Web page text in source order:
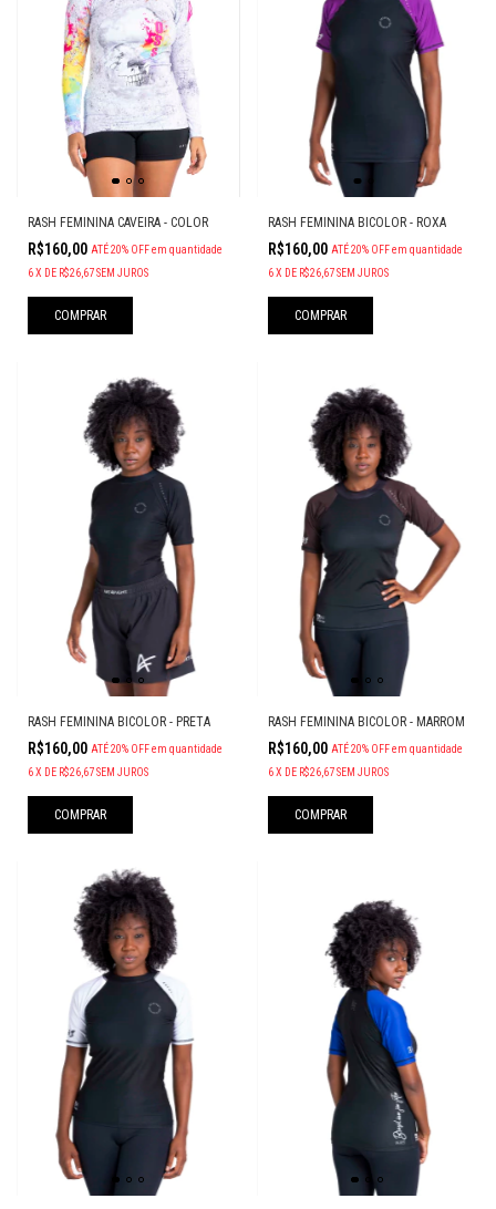
RASH FEMININA CAVEIRA - COLOR
R$160,00 ATÉ 20% OFFem quantidade
6X DE R$26,67SEM JUROS
COMPRAR
RASH FEMININA BICOLOR - ROXA
R$160,00 ATÉ 20% OFF em quantidade
6 X DE R$26,67 SEM JUROS
COMPRAR
RASH FEMININA BICOLOR - PRETA
R$160,00 ATÉ 20% OFFem quantidade
6X DE R$26,67SEM JUROS
COMPRAR
RASH FEMININA BICOLOR - MARROM
R$160,00 ATÉ 20% OFF em quantidade
6 X DE R$26,67 SEM JUROS
COMPRAR